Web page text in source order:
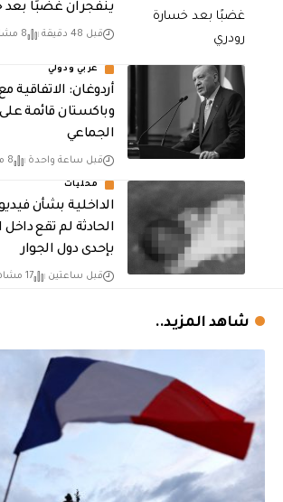
ينفجران غضبًا بعد
قبل 48 دقيقة 8 مشاهدات
عربي ودولي
أردوغان: الاتفاقية
وباكستان قائمة على
الجماعي
قبل ساعة واحدة 8 مشاهدات
محليات
الداخلية بشأن
الحادثة لم تقع داخل
بإحدى دول الجوار
قبل ساعتين 17 مشاهدات
شاهد المزيد..